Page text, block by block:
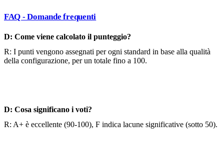
FAQ - Domande frequenti
D: Come viene calcolato il punteggio?
R: I punti vengono assegnati per ogni standard in base alla qualità
della configurazione, per un totale fino a 100.
D: Cosa significano i voti?
R: A+ è eccellente (90-100), F indica lacune significative (sotto 50).